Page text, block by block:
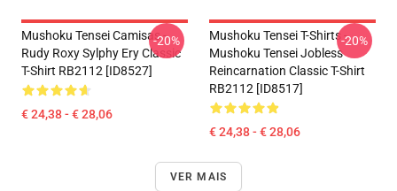
Mushoku Tensei Camisas -
Rudy Roxy Sylphy Ery Classic
T-Shirt RB2112 [ID8527]
€ 24,38 - € 28,06
-20%
Mushoku Tensei T-Shirts -
Mushoku Tensei Jobless
Reincarnation Classic T-Shirt
RB2112 [ID8517]
€ 24,38 - € 28,06
-20%
VER MAIS